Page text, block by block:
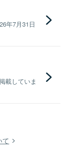
年7月31日
載していま